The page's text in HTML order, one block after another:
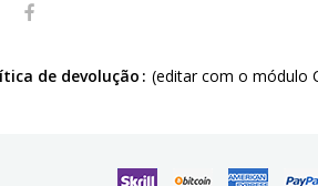
de devolução (editar com o módulo